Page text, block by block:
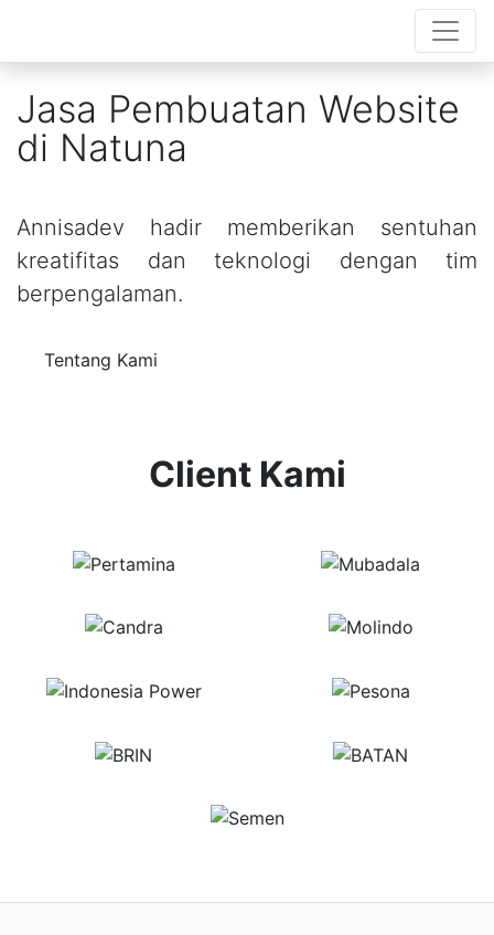
Jasa Pembuatan Website
di Natuna
Annisadev hadir memberikan sentuhan
kreatifitas dan teknologi dengan tim
berpengalaman.
Tentang Kami
Client Kami